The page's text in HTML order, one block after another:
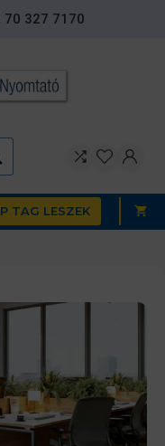
70 327 7170
TAG LESZEK